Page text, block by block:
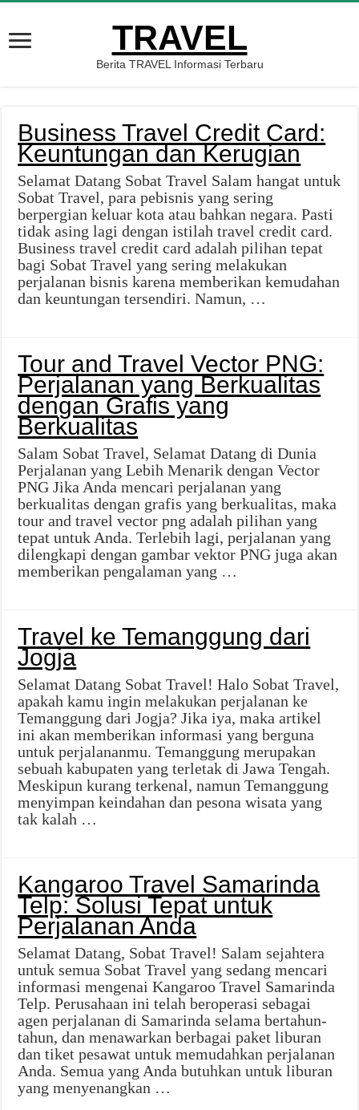
TRAVEL
Berita TRAVEL Informasi Terbaru
Business Travel Credit Card:
Keuntungan dan Kerugian
Selamat Datang Sobat Travel Salam hangat untuk
Sobat Travel, para pebisnis yang sering
berpergian keluar kota atau bahkan negara. Pasti
tidak asing lagi dengan istilah travel credit card.
Business travel credit card adalah pilihan tepat
bagi Sobat Travel yang sering melakukan
perjalanan bisnis karena memberikan kemudahan
dan keuntungan tersendiri. Namun, …
Tour and Travel Vector PNG:
Perjalanan yang Berkualitas
dengan Grafis yang
Berkualitas
Salam Sobat Travel, Selamat Datang di Dunia
Perjalanan yang Lebih Menarik dengan Vector
PNG Jika Anda mencari perjalanan yang
berkualitas dengan grafis yang berkualitas, maka
tour and travel vector png adalah pilihan yang
tepat untuk Anda. Terlebih lagi, perjalanan yang
dilengkapi dengan gambar vektor PNG juga akan
memberikan pengalaman yang …
Travel ke Temanggung dari
Jogja
Selamat Datang Sobat Travel! Halo Sobat Travel,
apakah kamu ingin melakukan perjalanan ke
Temanggung dari Jogja? Jika iya, maka artikel
ini akan memberikan informasi yang berguna
untuk perjalananmu. Temanggung merupakan
sebuah kabupaten yang terletak di Jawa Tengah.
Meskipun kurang terkenal, namun Temanggung
menyimpan keindahan dan pesona wisata yang
tak kalah …
Kangaroo Travel Samarinda
Telp: Solusi Tepat untuk
Perjalanan Anda
Selamat Datang, Sobat Travel! Salam sejahtera
untuk semua Sobat Travel yang sedang mencari
informasi mengenai Kangaroo Travel Samarinda
Telp. Perusahaan ini telah beroperasi sebagai
agen perjalanan di Samarinda selama bertahun-
tahun, dan menawarkan berbagai paket liburan
dan tiket pesawat untuk memudahkan perjalanan
Anda. Semua yang Anda butuhkan untuk liburan
yang menyenangkan …